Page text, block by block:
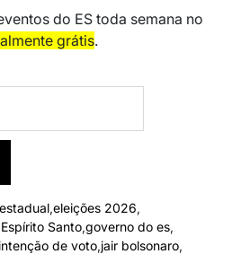
do ES toda semana no
grátis.
,eleições 2026,
Espírito Santo,governo do es,
intenção de voto,jair bolsonaro,